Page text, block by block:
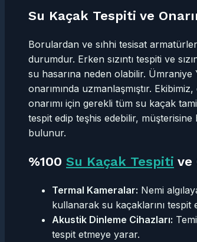
Su Kaçak Tespiti ve
Borulardan ve sıhhi tesisat
durumdur. Erken sızıntı tespiti ve
su hasarına neden olabilir. Ümraniye
onarımında uzmanlaşmıştır.
onarımı için gerekli tüm su kaçak
tespit edip teşhis edebilir,
bulunur.
%100 Su Kaçak Tespiti ve
Termal Kameralar: Nemi
kullanarak su kaçaklarını tespit
Akustik Dinleme Cihazları:
tespit etmeye yarar.